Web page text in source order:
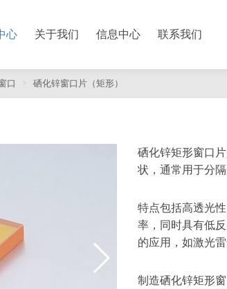
心 关于我们 信息中心 联系我们
口 硒化锌窗口片（矩形）
硒化锌矩形窗口
状，通常用于分
特点包括高透光
率，同时具有低
的应用，如激光
制造硒化锌矩形